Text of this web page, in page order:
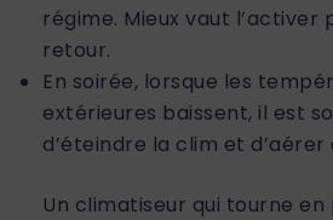
régime. Mieux vaut l’activer
retour.
En soirée, lorsque les
extérieures baissent, il est
d’éteindre la clim et d’aérer
Un climatiseur qui tourne